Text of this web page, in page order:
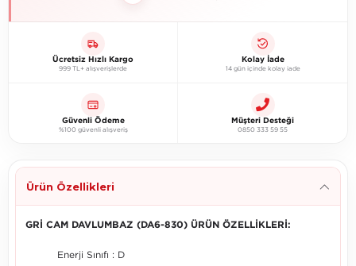
Ücretsiz Hızlı Kargo
999 TL+ alışverişlerde
Kolay İade
14 gün içinde kolay iade
Güvenli Ödeme
%100 güvenli alışveriş
Müşteri Desteği
0850 333 59 55
Ürün Özellikleri
GRİ CAM DAVLUMBAZ (DA6-830) ÜRÜN ÖZELLİKLERİ:
Enerji Sınıfı : D